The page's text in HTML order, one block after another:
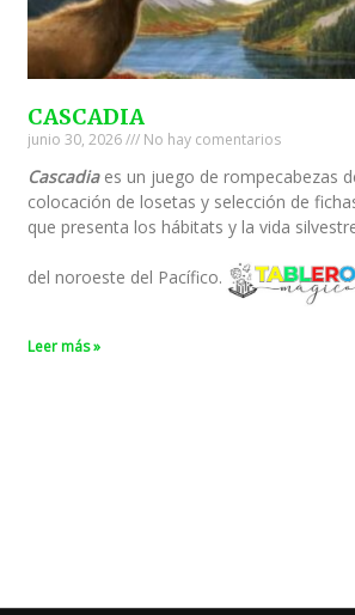
CASCADIA
junio 30, 2026 No hay comentarios
Cascadiaes un juego de rompecabezas
colocación de losetas y selección de
que presenta los hábitats y la vida
del noroeste del Pacífico.
Leer más »